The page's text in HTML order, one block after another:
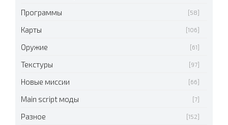
Программы [58]
Карты [106]
Оружие [61]
Текстуры [97]
Новые миссии [66]
Main script моды [7]
Разное [152]